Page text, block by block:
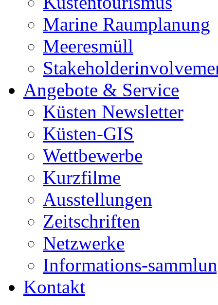
Marine Raumplanung
Meeresmüll
Angebote & Service
Küsten Newsletter
Küsten-GIS
Wettbewerbe
Kurzfilme
Ausstellungen
Zeitschriften
Netzwerke
Informations-
Kontakt